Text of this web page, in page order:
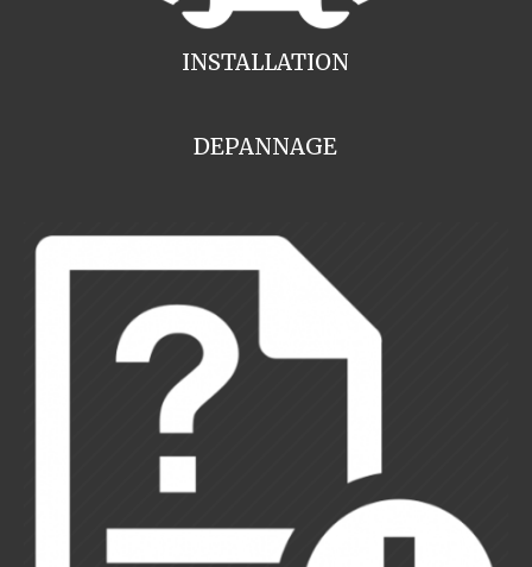
INSTALLATION
DEPANNAGE